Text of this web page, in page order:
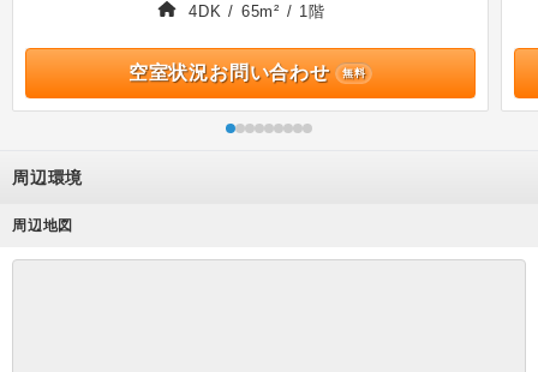
4DK / 65m² / 1階
空室状況お問い合わせ 無料
周辺環境
周辺地図